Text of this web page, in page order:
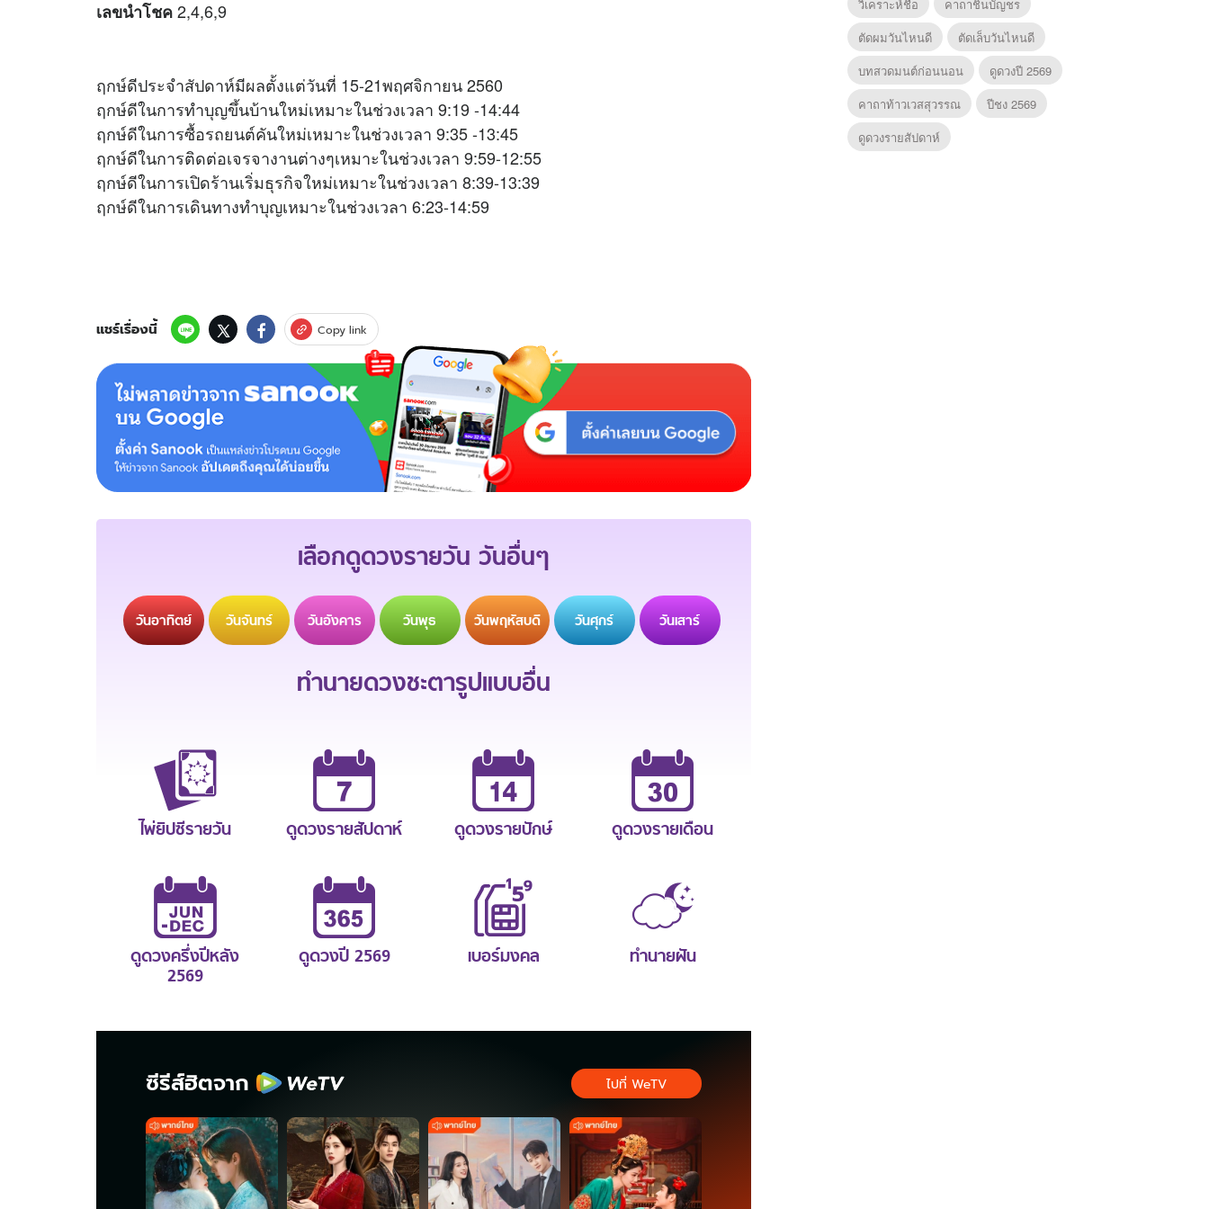
เลขนำโชค2,4,6,9
ฤกษ์ดีประจำสัปดาห์มีผลตั้งแต่วันที่ 15-21พฤศจิกายน 2560
ฤกษ์ดีในการทำบุญขึ้นบ้านใหม่เหมาะในช่วงเวลา 9:19 -14:44
ฤกษ์ดีในการซื้อรถยนต์คันใหม่เหมาะในช่วงเวลา 9:35 -13:45
ฤกษ์ดีในการติดต่อเจรจางานต่างๆเหมาะในช่วงเวลา 9:59-12:55
ฤกษ์ดีในการเปิดร้านเริ่มธุรกิจใหม่เหมาะในช่วงเวลา 8:39-13:39
ฤกษ์ดีในการเดินทางทำบุญเหมาะในช่วงเวลา 6:23-14:59
แชร์เรื่องนี้ Copy link
เลือกดูดวงรายวัน วันอื่นๆ
วันอาทิตย์ วันจันทร์ วันอังคาร วันพุธ วันพฤหัสบดี วันศุกร์ วันเสาร์
ทำนายดวงชะตารูปแบบอื่น
ไพ่ยิปซีรายวัน ดูดวงรายสัปดาห์ ดูดวงรายปักษ์ ดูดวงรายเดือน
ดูดวงครึ่งปีหลัง
2569
ดูดวงปี 2569 เบอร์มงคล ทำนายฝัน
ซีรีส์ฮิตจาก ไปที่ WeTV
วิเคราะห์ชื่อ
คาถาชินบัญชร
ตัดผมวันไหนดี
ตัดเล็บวันไหนดี
บทสวดมนต์ก่อนนอน
ดูดวงปี 2569
คาถาท้าวเวสสุวรรณ
ปีชง 2569
ดูดวงรายสัปดาห์